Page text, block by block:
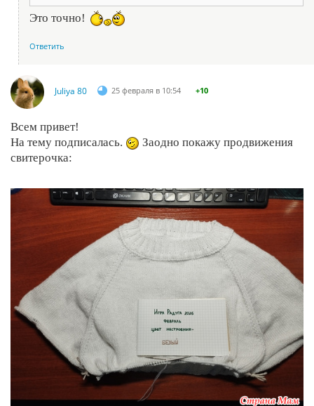
Это точно!
Ответить
Juliya 80 25 февраля в 10:54 +10
Всем привет!
На тему подписалась.
Заодно покажу продвижения
свитерочка: